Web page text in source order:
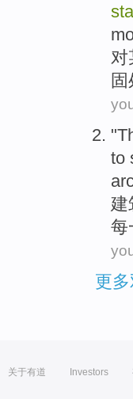
对
固
"
to
建
每
更
关于有道 Investors